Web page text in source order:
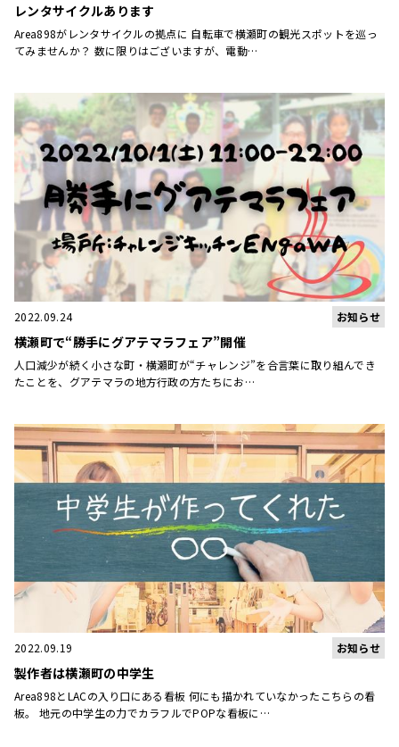
レンタサイクルあります
Area898がレンタサイクルの拠点に 自転車で横瀬町の観光スポットを巡っ
てみませんか？ 数に限りはございますが、電動…
2022.09.24 お知らせ
横瀬町で“勝手にグアテマラフェア”開催
人口減少が続く小さな町・横瀬町が“チャレンジ”を合言葉に取り組んでき
たことを、グアテマラの地方行政の方たちにお…
2022.09.19 お知らせ
製作者は横瀬町の中学生
Area898とLACの入り口にある看板 何にも描かれていなかったこちらの看
板。 地元の中学生の力でカラフルでPOPな看板に…